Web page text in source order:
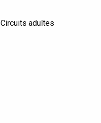
adultes